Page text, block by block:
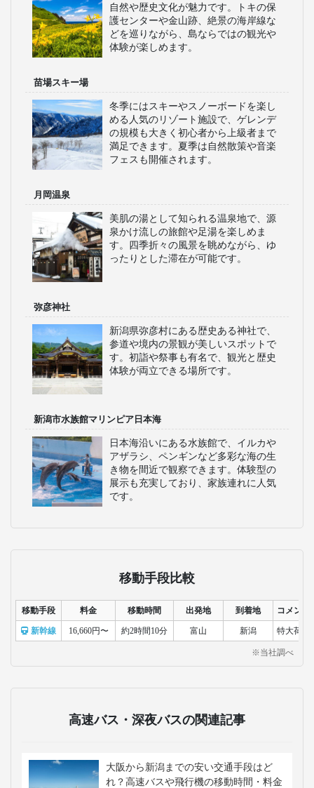
自然や歴史文化が魅力です。トキの保
護センターや金山跡、絶景の海岸線な
どを巡りながら、島ならではの観光や
体験が楽しめます。
苗場スキー場
冬季にはスキーやスノーボードを楽し
める人気のリゾート施設で、ゲレンデ
の規模も大きく初心者から上級者まで
満足できます。夏季は自然散策や音楽
フェスも開催されます。
月岡温泉
美肌の湯として知られる温泉地で、源
泉かけ流しの旅館や足湯を楽しめま
す。四季折々の風景を眺めながら、ゆ
ったりとした滞在が可能です。
弥彦神社
新潟県弥彦村にある歴史ある神社で、
参道や境内の景観が美しいスポットで
す。初詣や祭事も有名で、観光と歴史
体験が両立できる場所です。
新潟市水族館マリンピア日本海
日本海沿いにある水族館で、イルカや
アザラシ、ペンギンなど多彩な海の生
き物を間近で観察できます。体験型の
展示も充実しており、家族連れに人気
です。
移動手段比較
移動手段 料金 移動時間 出発地 到着地 コメント
新幹線 16,660円〜 約2時間10分 富山 新潟 特大荷物
※当社調べ
高速バス・深夜バスの関連記事
大阪から新潟までの安い交通手段はど
れ？高速バスや飛行機の移動時間・料金